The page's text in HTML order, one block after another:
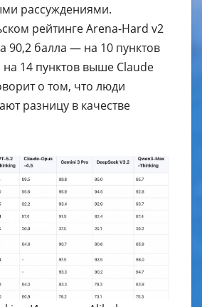
рассуждениями.
рейтинге Arena-Hard v2
90,2 балла — на 10 пунктов
14 пунктов выше Claude
о том, что люди
разницу в качестве